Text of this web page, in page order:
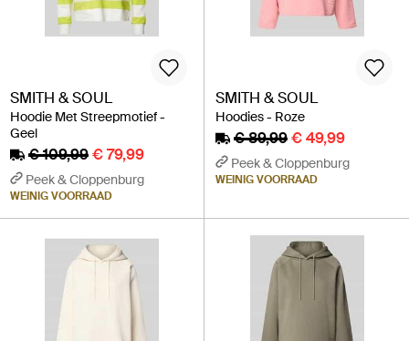
SMITH & SOUL
Hoodie Met Streepmotief -
Geel
€ 109,99€ 79,99
Peek & Cloppenburg
WEINIG VOORRAAD
SMITH & SOUL
Hoodies - Roze
€ 89,99€ 49,99
Peek & Cloppenburg
WEINIG VOORRAAD